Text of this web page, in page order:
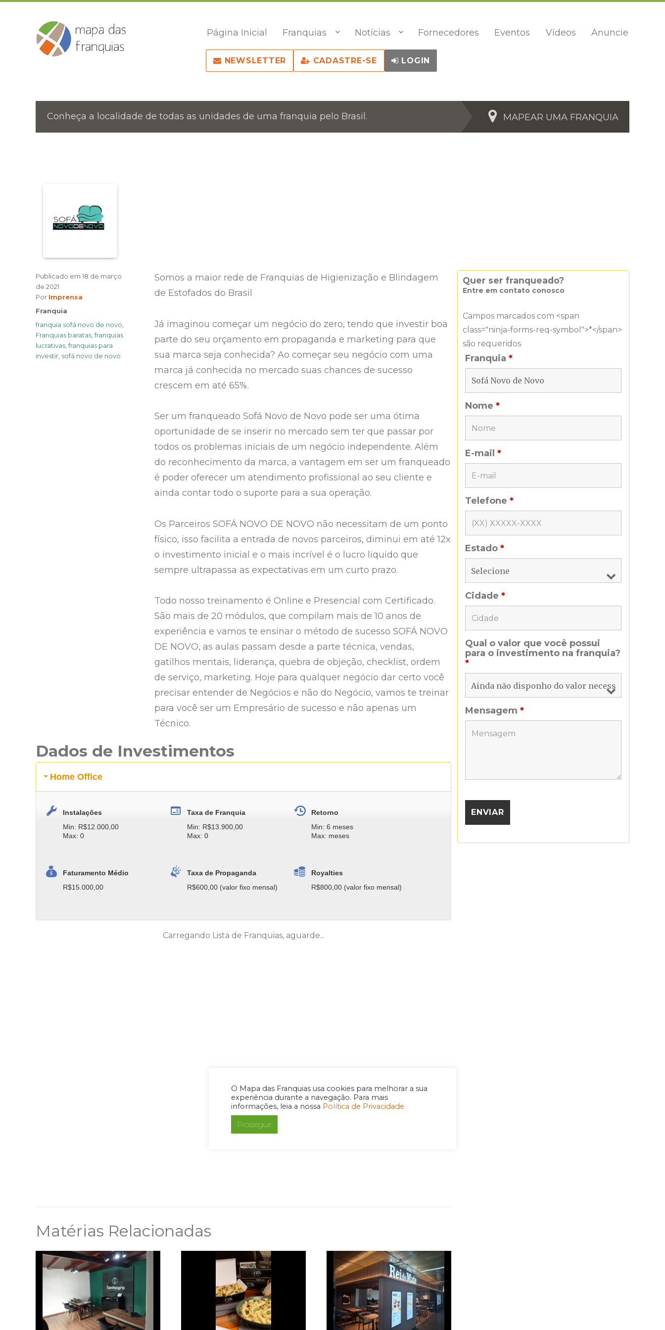
O Mapa das Franquias usa cookies para melhorar a sua
experiência durante a navegação. Para mais
informações, leia a nossa Política de Privacidade.
Prosseguir
Página Inicial Franquias Notícias Fornecedores Eventos Vídeos Anuncie
NEWSLETTER CADASTRE-SE LOGIN
Conheça a localidade de todas as unidades de uma franquia pelo Brasil. MAPEAR UMA FRANQUIA
Somos a maior rede de Franquias de Higienização e Blindagem
de Estofados do Brasil
Já imaginou começar um negócio do zero, tendo que investir boa
parte do seu orçamento em propaganda e marketing para que
sua marca seja conhecida? Ao começar seu negócio com uma
marca já conhecida no mercado suas chances de sucesso
crescem em até 65%.
Ser um franqueado Sofá Novo de Novo pode ser uma ótima
oportunidade de se inserir no mercado sem ter que passar por
todos os problemas iniciais de um negócio independente. Além
do reconhecimento da marca, a vantagem em ser um franqueado
é poder oferecer um atendimento profissional ao seu cliente e
ainda contar todo o suporte para a sua operação.
Os Parceiros SOFÁ NOVO DE NOVO não necessitam de um ponto
físico, isso facilita a entrada de novos parceiros, diminui em até 12x
o investimento inicial e o mais incrível é o lucro liquido que
sempre ultrapassa as expectativas em um curto prazo.
Todo nosso treinamento é Online e Presencial com Certificado.
São mais de 20 módulos, que compilam mais de 10 anos de
experiência e vamos te ensinar o método de sucesso SOFÁ NOVO
DE NOVO, as aulas passam desde a parte técnica, vendas,
gatilhos mentais, liderança, quebra de objeção, checklist, ordem
de serviço, marketing. Hoje para qualquer negócio dar certo você
precisar entender de Negócios e não do Negócio, vamos te treinar
para você ser um Empresário de sucesso e não apenas um
Técnico.
Publicado em 18 de março
de 2021
Por Author
Imprensa
Categories
Franquia
Tags
franquia sofá novo de novo
Franquias baratas ,franquias
lucrativas ,franquias para
investir sofá novo de novo
Dados de Investimentos
Home Office
Instalações
Min: R$12.000,00
Max: 0
Taxa de Franquia
Min: R$13.900,00
Max: 0
Retorno
Min: 6 meses
Max: meses
Faturamento Médio
R$15.000,00
Taxa de Propaganda
R$600,00 (valor fixo mensal)
Royalties
R$800,00 (valor fixo mensal)
Carregando Lista de Franquias, aguarde...
Matérias Relacionadas
Quer ser franqueado?
Entre em contato conosco
Campos marcados com <span
class="ninja-forms-req-symbol">*</span>
são requeridos
Franquia *
Nome *
E-mail *
Telefone *
Estado *
Cidade *
Qual o valor que você possui
para o investimento na franquia?
*
Mensagem *